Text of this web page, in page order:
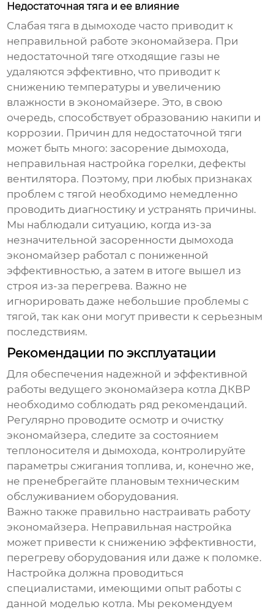
Недостаточная тяга и ее влияние
Слабая тяга в дымоходе часто приводит к
неправильной работеэкономайзера. При
недостаточной тяге отходящие газы не
удаляются эффективно, что приводит к
снижению температуры и увеличению
влажности вэкономайзере. Это, в свою
очередь, способствует образованию накипи и
коррозии. Причин для недостаточной тяги
может быть много: засорение дымохода,
неправильная настройка горелки, дефекты
вентилятора. Поэтому, при любых признаках
проблем с тягой необходимо немедленно
проводить диагностику и устранять причины.
Мы наблюдали ситуацию, когда из-за
незначительной засоренности дымохода
экономайзер работал с пониженной
эффективностью, а затем в итоге вышел из
строя из-за перегрева. Важно не
игнорировать даже небольшие проблемы с
тягой, так как они могут привести к серьезным
последствиям.
Рекомендации по эксплуатации
Для обеспечения надежной и эффективной
работы ведущего экономайзера котла ДКВР
необходимо соблюдать ряд рекомендаций.
Регулярно проводите осмотр и очистку
экономайзера, следите за состоянием
теплоносителя и дымохода, контролируйте
параметры сжигания топлива, и, конечно же,
не пренебрегайте плановым техническим
обслуживанием оборудования.
Важно также правильно настраивать работу
экономайзера. Неправильная настройка
может привести к снижению эффективности,
перегреву оборудования или даже к поломке.
Настройка должна проводиться
специалистами, имеющими опыт работы с
данной моделью котла. Мы рекомендуем